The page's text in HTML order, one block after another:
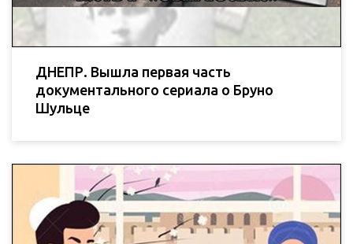
ДНЕПР. Вышла первая часть
документального сериала о Бруно
Шульце